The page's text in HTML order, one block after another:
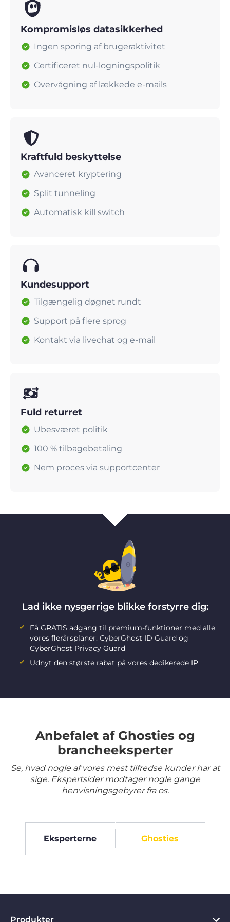
Kompromisløs datasikkerhed
Ingen sporing af brugeraktivitet
Certificeret nul-logningspolitik
Overvågning af lækkede e-mails
Kraftfuld beskyttelse
Avanceret kryptering
Split tunneling
Automatisk kill switch
Kundesupport
Tilgængelig døgnet rundt
Support på flere sprog
Kontakt via livechat og e-mail
Fuld returret
Ubesværet politik
100 % tilbagebetaling
Nem proces via supportcenter
Lad ikke nysgerrige blikke forstyrre dig:
Få GRATIS adgang til premium-funktioner med alle
vores flerårsplaner: CyberGhost ID Guard og
CyberGhost Privacy Guard
Udnyt den største rabat på vores dedikerede IP
Anbefalet af Ghosties og
brancheeksperter
Se, hvad nogle af vores mest tilfredse kunder har at
sige. Ekspertsider modtager nogle gange
henvisningsgebyrer fra os.
Eksperterne Ghosties
Produkter